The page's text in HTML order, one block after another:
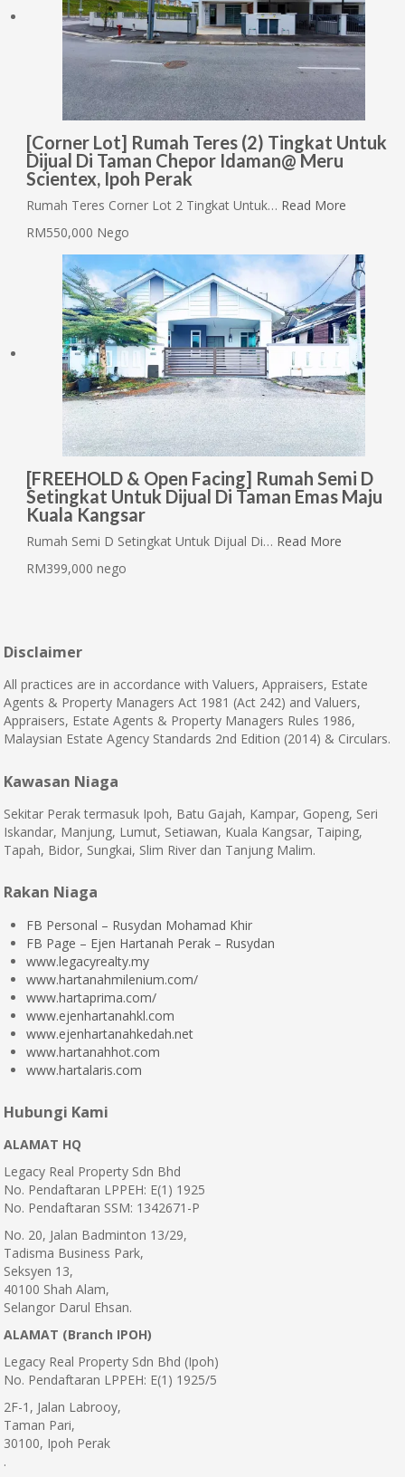
[Corner Lot] Rumah Teres (2) Tingkat Untuk
Dijual Di Taman Chepor Idaman@ Meru
Scientex, Ipoh Perak
Rumah Teres Corner Lot 2 Tingkat Untuk… Read More
RM550,000 Nego
[FREEHOLD & Open Facing] Rumah Semi D
Setingkat Untuk Dijual Di Taman Emas Maju
Kuala Kangsar
Rumah Semi D Setingkat Untuk Dijual Di… Read More
RM399,000 nego
Disclaimer
All practices are in accordance with Valuers, Appraisers, Estate
Agents & Property Managers Act 1981 (Act 242) and Valuers,
Appraisers, Estate Agents & Property Managers Rules 1986,
Malaysian Estate Agency Standards 2nd Edition (2014) & Circulars.
Kawasan Niaga
Sekitar Perak termasuk Ipoh, Batu Gajah, Kampar, Gopeng, Seri
Iskandar, Manjung, Lumut, Setiawan, Kuala Kangsar, Taiping,
Tapah, Bidor, Sungkai, Slim River dan Tanjung Malim.
Rakan Niaga
FB Personal – Rusydan Mohamad Khir
FB Page – Ejen Hartanah Perak – Rusydan
www.legacyrealty.my
www.hartanahmilenium.com/
www.hartaprima.com/
www.ejenhartanahkl.com
www.ejenhartanahkedah.net
www.hartanahhot.com
www.hartalaris.com
Hubungi Kami
ALAMAT HQ
Legacy Real Property Sdn Bhd
No. Pendaftaran LPPEH: E(1) 1925
No. Pendaftaran SSM: 1342671-P
No. 20, Jalan Badminton 13/29,
Tadisma Business Park,
Seksyen 13,
40100 Shah Alam,
Selangor Darul Ehsan.
ALAMAT (Branch IPOH)
Legacy Real Property Sdn Bhd (Ipoh)
No. Pendaftaran LPPEH: E(1) 1925/5
2F-1, Jalan Labrooy,
Taman Pari,
30100, Ipoh Perak
.